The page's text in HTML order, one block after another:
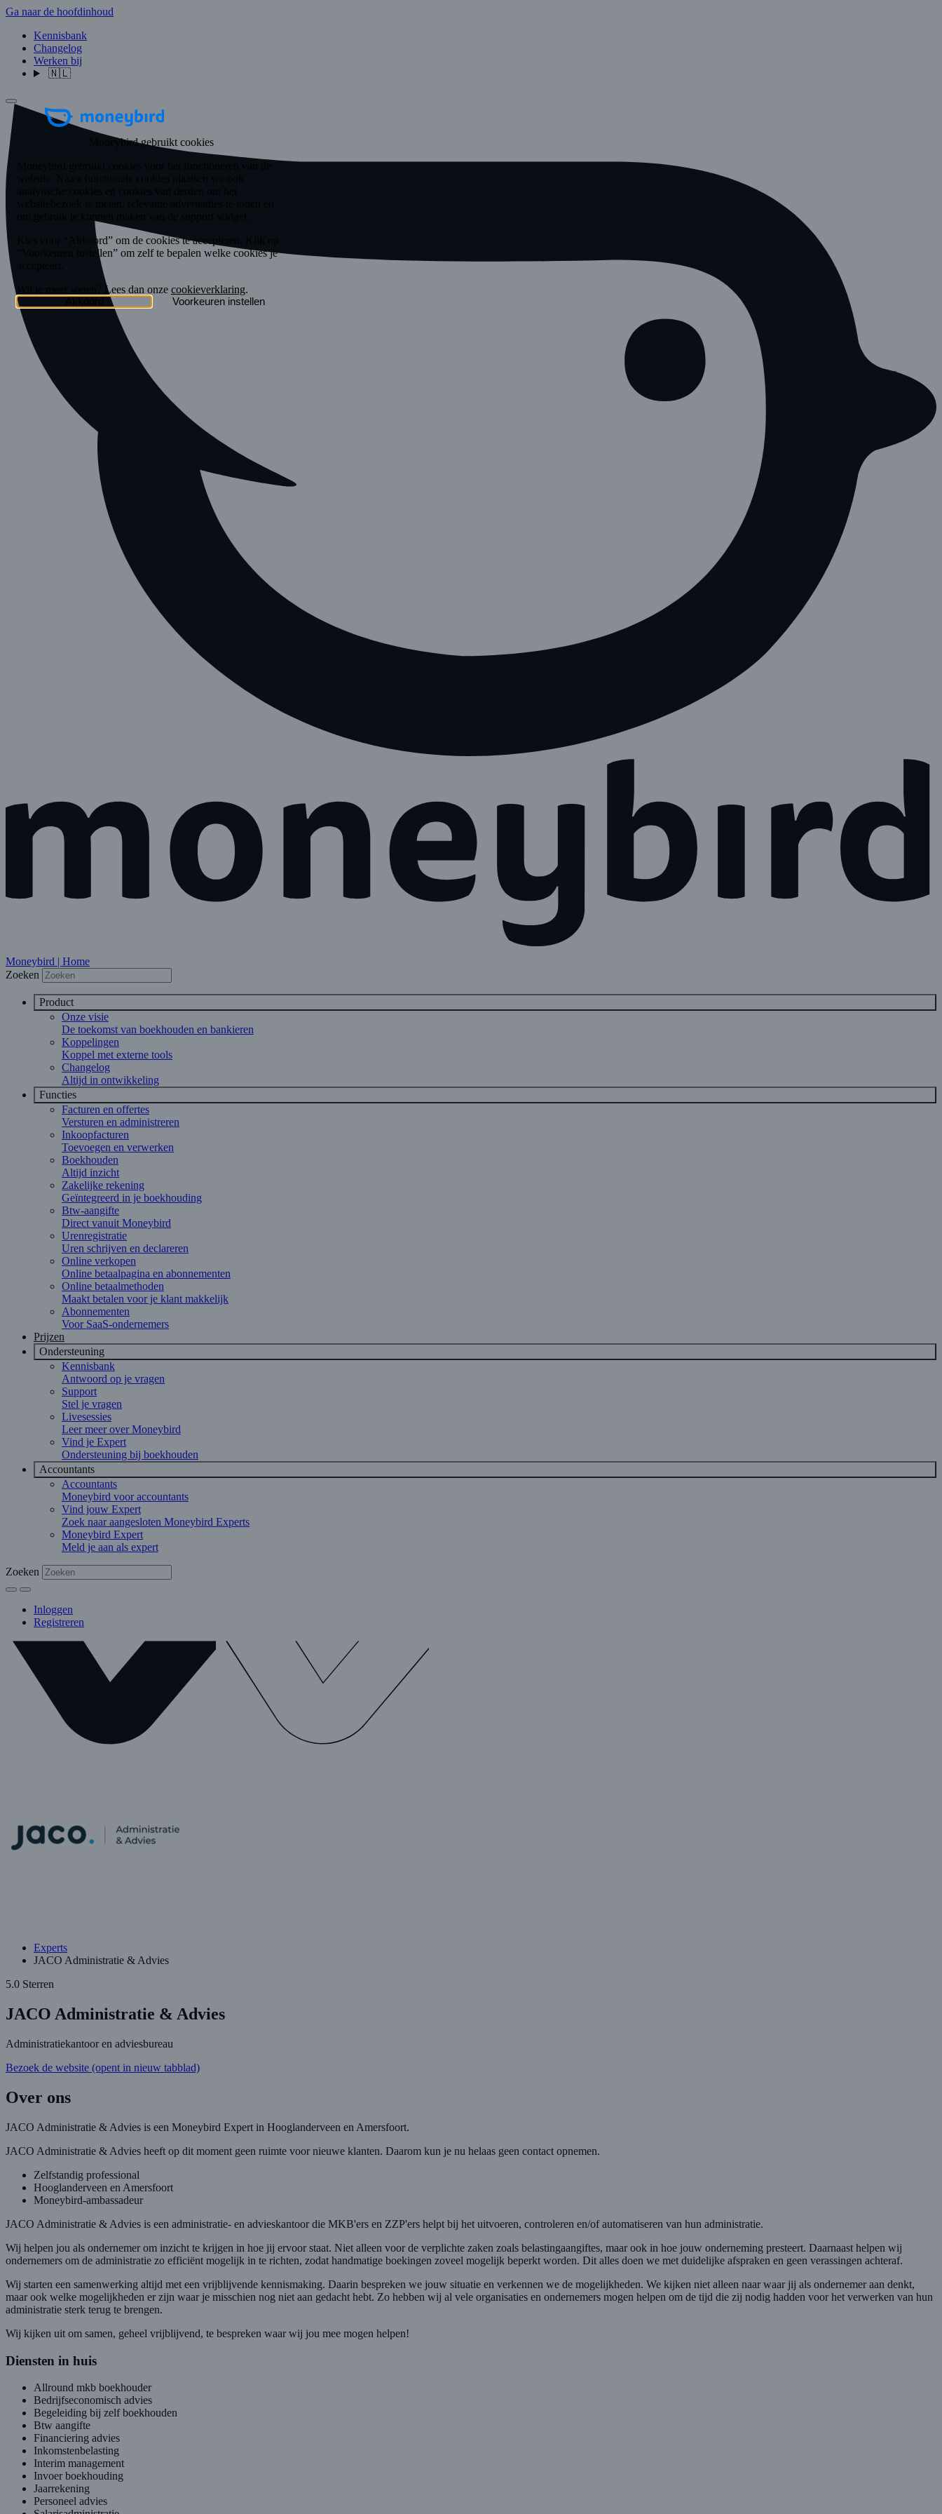
Ga naar de hoofdinhoud
Kennisbank
Changelog
Werken bij
🇳🇱
Moneybird | Home
Zoeken
Product
Onze visie
De toekomst van boekhouden en bankieren
Koppelingen
Koppel met externe tools
Changelog
Altijd in ontwikkeling
Functies
Facturen en offertes
Versturen en administreren
Inkoopfacturen
Toevoegen en verwerken
Boekhouden
Altijd inzicht
Zakelijke rekening
Geïntegreerd in je boekhouding
Btw-aangifte
Direct vanuit Moneybird
Urenregistratie
Uren schrijven en declareren
Online verkopen
Online betaalpagina en abonnementen
Online betaalmethoden
Maakt betalen voor je klant makkelijk
Abonnementen
Voor SaaS-ondernemers
Prijzen
Ondersteuning
Kennisbank
Antwoord op je vragen
Support
Stel je vragen
Livesessies
Leer meer over Moneybird
Vind je Expert
Ondersteuning bij boekhouden
Accountants
Accountants
Moneybird voor accountants
Vind jouw Expert
Zoek naar aangesloten Moneybird Experts
Moneybird Expert
Meld je aan als expert
Zoeken
Inloggen
Registreren
Experts
JACO Administratie & Advies
5.0 Sterren
JACO Administratie & Advies
Administratiekantoor en adviesbureau
Bezoek de website (opent in nieuw tabblad)
Over ons
JACO Administratie & Advies is een Moneybird Expert in Hooglanderveen en Amersfoort.
JACO Administratie & Advies heeft op dit moment geen ruimte voor nieuwe klanten. Daarom kun je nu helaas geen contact opnemen.
Zelfstandig professional
Hooglanderveen en Amersfoort
Moneybird-ambassadeur
JACO Administratie & Advies is een administratie- en advieskantoor die MKB'ers en ZZP'ers helpt bij het uitvoeren, controleren en/of automatiseren van hun administratie.
Wij helpen jou als ondernemer om inzicht te krijgen in hoe jij ervoor staat. Niet alleen voor de verplichte zaken zoals belastingaangiftes, maar ook in hoe jouw onderneming presteert. Daarnaast helpen wij
ondernemers om de administratie zo efficiënt mogelijk in te richten, zodat handmatige boekingen zoveel mogelijk beperkt worden. Dit alles doen we met duidelijke afspraken en geen verassingen achteraf.
Wij starten een samenwerking altijd met een vrijblijvende kennismaking. Daarin bespreken we jouw situatie en verkennen we de mogelijkheden. We kijken niet alleen naar waar jij als ondernemer aan denkt,
maar ook welke mogelijkheden er zijn waar je misschien nog niet aan gedacht hebt. Zo hebben wij al vele organisaties en ondernemers mogen helpen om de tijd die zij nodig hadden voor het verwerken van hun
administratie sterk terug te brengen.
Wij kijken uit om samen, geheel vrijblijvend, te bespreken waar wij jou mee mogen helpen!
Diensten in huis
Allround mkb boekhouder
Bedrijfseconomisch advies
Begeleiding bij zelf boekhouden
Btw aangifte
Financiering advies
Inkomstenbelasting
Interim management
Invoer boekhouding
Jaarrekening
Personeel advies